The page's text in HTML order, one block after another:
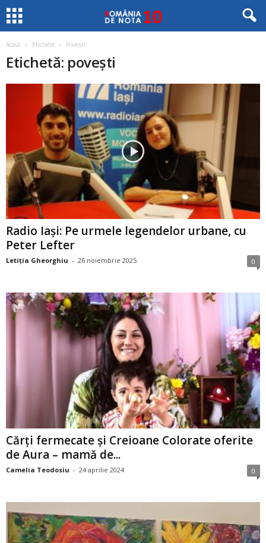
Acasă Etichete Povești
Etichetă: povești
Radio Iași: Pe urmele legendelor urbane, cu
Peter Lefter
Letiția Gheorghiu - 26 noiembrie 2025 0
Cărți fermecate și Creioane Colorate oferite
de Aura – mamă de...
Camelia Teodosiu - 24 aprilie 2024 0